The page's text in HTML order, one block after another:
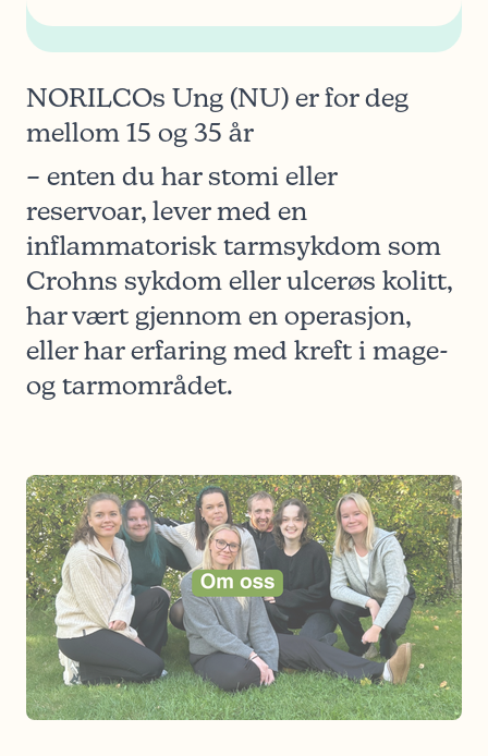
NORILCOs Ung (NU) er for deg
mellom 15 og 35 år
– enten du har stomi eller
reservoar, lever med en
inflammatorisk tarmsykdom som
Crohns sykdom eller ulcerøs kolitt,
har vært gjennom en operasjon,
eller har erfaring med kreft i mage-
og tarmområdet.